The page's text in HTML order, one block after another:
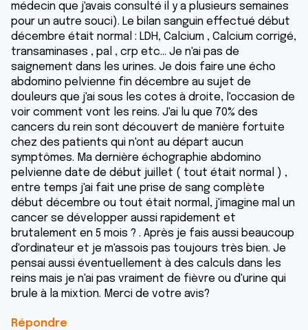
médecin que j'avais consulté il y a plusieurs semaines
pour un autre souci). Le bilan sanguin effectué début
décembre était normal : LDH, Calcium , Calcium corrigé,
transaminases , pal , crp etc... Je n'ai pas de
saignement dans les urines. Je dois faire une écho
abdomino pelvienne fin décembre au sujet de
douleurs que j'ai sous les cotes à droite, l'occasion de
voir comment vont les reins. J'ai lu que 70% des
cancers du rein sont découvert de manière fortuite
chez des patients qui n'ont au départ aucun
symptômes. Ma dernière échographie abdomino
pelvienne date de début juillet ( tout était normal ) ,
entre temps j'ai fait une prise de sang complète
début décembre ou tout était normal, j'imagine mal un
cancer se développer aussi rapidement et
brutalement en 5 mois ? . Après je fais aussi beaucoup
d'ordinateur et je m'assois pas toujours très bien. Je
pensai aussi éventuellement à des calculs dans les
reins mais je n'ai pas vraiment de fièvre ou d'urine qui
brule à la mixtion. Merci de votre avis?
Répondre